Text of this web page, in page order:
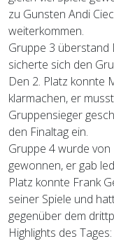
zu Gunsten Andi
weiterkommen.
Gruppe 3 überstand
sicherte sich den
Den 2. Platz konnte
klarmachen, er
Gruppensieger
den Finaltag ein.
Gruppe 4 wurde
gewonnen, er gab
Platz konnte Frank
seiner Spiele und
gegenüber dem
Highlights des Tages: